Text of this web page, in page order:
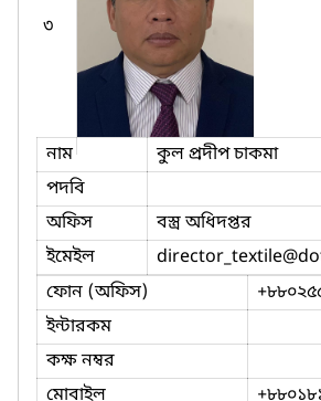
৩
নাম
কুল প্রদীপ চাকমা
পদবি
অফিস
বস্ত্র অধিদপ্তর
ইমেইল
director_textile
ফোন (অফিস)
ইন্টারকম
কক্ষ নম্বর
মোবাইল